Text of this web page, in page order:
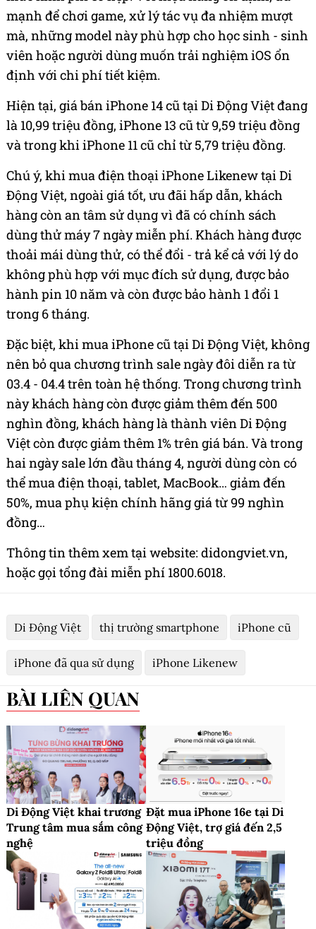
mạnh để chơi game, xử lý tác vụ đa nhiệm mượt
mà, những model này phù hợp cho học sinh - sinh
viên hoặc người dùng muốn trải nghiệm iOS ổn
định với chi phí tiết kiệm.
Hiện tại, giá bán iPhone 14 cũ tại Di Động Việt đang
là 10,99 triệu đồng, iPhone 13 cũ từ 9,59 triệu đồng
và trong khi iPhone 11 cũ chỉ từ 5,79 triệu đồng.
Chú ý, khi mua điện thoại iPhone Likenew tại Di
Động Việt, ngoài giá tốt, ưu đãi hấp dẫn, khách
hàng còn an tâm sử dụng vì đã có chính sách
dùng thử máy 7 ngày miễn phí. Khách hàng được
thoải mái dùng thử, có thể đổi - trả kể cả với lý do
không phù hợp với mục đích sử dụng, được bảo
hành pin 10 năm và còn được bảo hành 1 đổi 1
trong 6 tháng.
Đặc biệt, khi mua iPhone cũ tại Di Động Việt, không
nên bỏ qua chương trình sale ngày đôi diễn ra từ
03.4 - 04.4 trên toàn hệ thống. Trong chương trình
này khách hàng còn được giảm thêm đến 500
nghìn đồng, khách hàng là thành viên Di Động
Việt còn được giảm thêm 1% trên giá bán. Và trong
hai ngày sale lớn đầu tháng 4, người dùng còn có
thể mua điện thoại, tablet, MacBook… giảm đến
50%, mua phụ kiện chính hãng giá từ 99 nghìn
đồng…
Thông tin thêm xem tại website: didongviet.vn,
hoặc gọi tổng đài miễn phí 1800.6018.
Di Động Việt thị trường smartphone iPhone cũ
iPhone đã qua sử dụng iPhone Likenew
BÀI LIÊN QUAN
Di Động Việt khai trương
Trung tâm mua sắm công
nghệ
Đặt mua iPhone 16e tại Di
Động Việt, trợ giá đến 2,5
triệu đồng